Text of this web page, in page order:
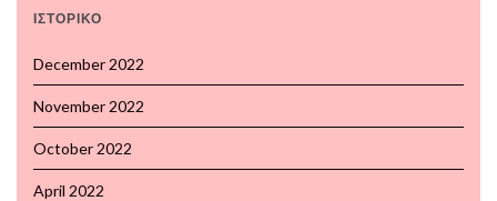
ΙΣΤΟΡΙΚΟ
December 2022
November 2022
October 2022
April 2022